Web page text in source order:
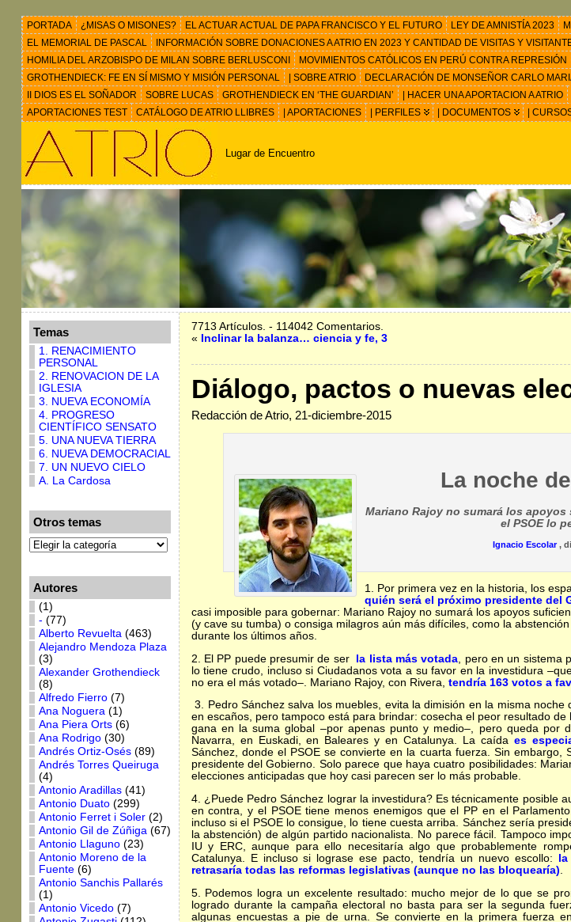
PORTADA ¿MISAS O MISONES? EL ACTUAR ACTUAL DE PAPA FRANCISCO Y EL FUTURO LEY DE AMNISTÍA 2023
EL MEMORIAL DE PASCAL
INFORMACIÓN SOBRE DONACIONES A ATRIO EN 2023 Y CANTIDAD DE VISITAS Y
HOMILIA DEL ARZOBISPO DE MILAN SOBRE BERLUSCONI
MOVIMIENTOS CATÓLICOS EN PERÚ CONTRA REPRESIÓN
GROTHENDIECK: FE EN SÍ MISMO Y MISIÓN PERSONAL
| SOBRE ATRIO DECLARACIÓN DE MONSEÑOR CARLO
II DIOS ES EL SOÑADOR
SOBRE LUCAS GROTHENDIECK EN ‘THE GUARDIAN’ | HACER UNA APORTACION A ATRIO
APORTACIONES TEST
CATÁLOGO DE ATRIO LLIBRES | APORTACIONES | PERFILES | DOCUMENTOS |
Lugar de Encuentro
Temas
1. RENACIMIENTO
PERSONAL
2. RENOVACION DE LA
IGLESIA
3. NUEVA ECONOMÍA
4. PROGRESO
CIENTÍFICO SENSATO
5. UNA NUEVA TIERRA
6. NUEVA DEMOCRACIAL
7. UN NUEVO CIELO
A. La Cardosa
Otros temas
Autores
(1)
- (77)
Alberto Revuelta(463)
Alejandro Mendoza Plaza
(3)
Alexander Grothendieck
(8)
Alfredo Fierro(7)
Ana Noguera(1)
Ana Piera Orts(6)
Ana Rodrigo(30)
Andrés Ortiz-Osés(89)
Andrés Torres Queiruga
(4)
Antonio Aradillas(41)
Antonio Duato(299)
Antonio Ferret i Soler(2)
Antonio Gil de Zúñiga(67)
Antonio Llaguno(23)
Antonio Moreno de la
Fuente(6)
Antonio Sanchis Pallarés
(1)
Antonio Vicedo(7)
7713 Artículos. - 114042 Comentarios.
«
Inclinar la balanza… ciencia y fe, 3
Diálogo, pactos o nuevas
Redacción de Atrio, 21-diciembre-2015
La noche
Mariano Rajoy no sumará los
el PSOE lo
Ignacio Escolar,
1. Por primera vez en la historia, los
quién será el próximo presidente del
casi imposible para gobernar: Mariano Rajoy no sumará los apoyos
(y cave su tumba) o consiga milagros aún más difíciles, como la
durante los últimos años.
2. El PP puede presumir de ser
la lista más votada , pero en un sistema
lo tiene crudo, incluso si Ciudadanos vota a su favor en la investidura
no era el más votado–. Mariano Rajoy, con Rivera, tendría 163 votos a
3. Pedro Sánchez salva los muebles, evita la dimisión en la misma
en escaños, pero tampoco está para brindar: cosecha el peor resultado
gana en la suma global –por apenas punto y medio–, pero queda por
Navarra, en Euskadi, en Baleares y en Catalunya. La caída es
Sánchez, donde el PSOE se convierte en la cuarta fuerza. Sin
presidente del Gobierno. Solo parece que haya cuatro posibilidades:
elecciones anticipadas que hoy casi parecen ser lo más probable.
4. ¿Puede Pedro Sánchez lograr la investidura? Es técnicamente posible
en contra, y el PSOE tiene menos enemigos que el PP en el
incluso si el PSOE lo consigue, lo tiene cuesta arriba. Sánchez sería
la abstención) de algún partido nacionalista. No parece fácil. Tampoco
IU y ERC, aunque para ello necesitaría algo que probablemente
Catalunya. E incluso si lograse ese pacto, tendría un nuevo escollo:
retrasaría todas las reformas legislativas (aunque no las bloquearía)
5. Podemos logra un excelente resultado: mucho mejor de lo que se
logrado durante la campaña electoral no basta para ser la segunda
algunas encuestas a pie de urna. Se convierte en la primera fuerza